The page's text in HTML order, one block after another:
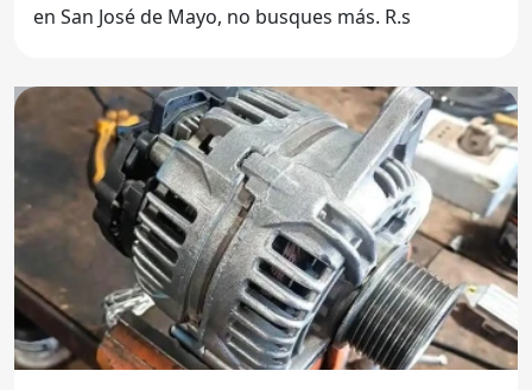
en San José de Mayo, no busques más. R.s